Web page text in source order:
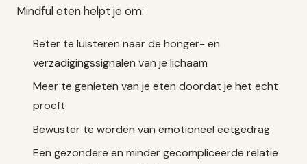
Mindful eten helpt je om:
Beter te luisteren naar de honger- en
verzadigingssignalen van je lichaam
Meer te genieten van je eten doordat je het echt
proeft
Bewuster te worden van emotioneel eetgedrag
Een gezondere en minder gecompliceerde relatie